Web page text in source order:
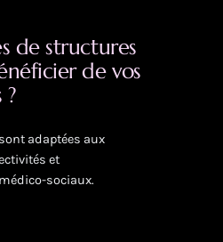
de structures
de vos
adaptées aux
et
sociaux.